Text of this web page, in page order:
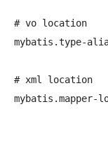
# vo location
mybatis.type-
# xml location
mybatis.mapper-